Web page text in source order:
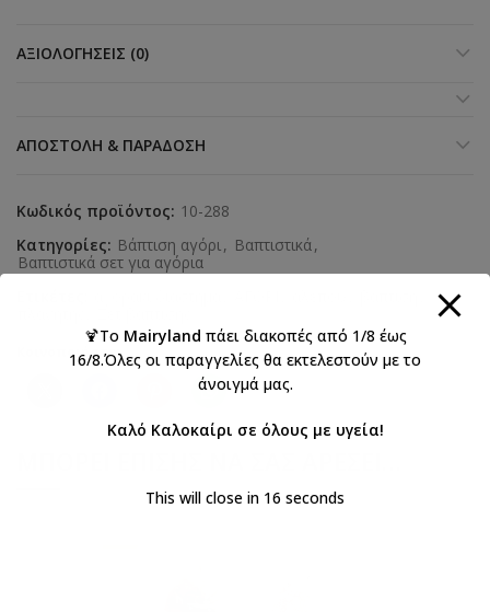
ΑΞΙΟΛΟΓΉΣΕΙΣ (0)
ΑΠΟΣΤΟΛΉ & ΠΑΡΆΔΟΣΗ
Κωδικός προϊόντος: 10-288
Κατηγορίες: Βάπτιση αγόρι, Βαπτιστικά,
Βαπτιστικά σετ για αγόρια
Κοινοποιήστε:
🍹Το Mairyland πάει διακοπές από 1/8 έως
16/8.Όλες οι παραγγελίες θα εκτελεστούν με το
άνοιγμά μας.
Καλό Καλοκαίρι σε όλους με υγεία!
This will close in 15 seconds